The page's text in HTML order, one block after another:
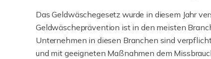
Das Geldwäschegesetz wurde in diesem Jahr
Geldwäscheprävention ist in den meisten
Unternehmen in diesen Branchen sind
und mit geeigneten Maßnahmen dem